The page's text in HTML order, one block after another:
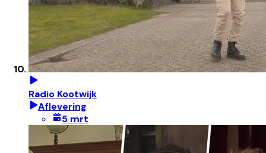
Radio Kootwijk
Aflevering
5 mrt